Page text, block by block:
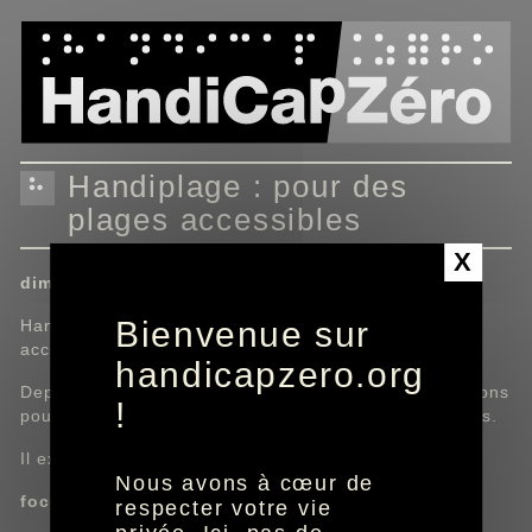
Handiplage : pour des
plages accessibles
dimanche 5 juillet 2026 à 09:19
Handiplage : le label de référence pour les plages
accessibles.
Depuis des années, Handiplage développe des solutions
pour rendre les plages et les loisirs accessibles à tous.
Il existe 4 niveaux différents du label Handiplage.
focus sur le label niveau 4
X
Bienvenue sur
handicapzero.org
!
Nous avons à cœur de
respecter votre vie